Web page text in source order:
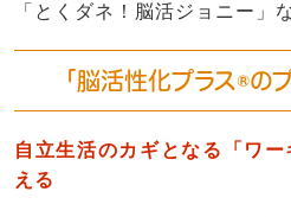
「とくダネ！脳活ジョニー」
「脳活性化プラス®の
自立生活のカギとなる 「ワ
える